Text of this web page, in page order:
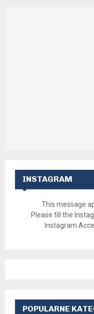
INSTAGRAM
This message
Please fill the
Instagram
POPULARNE